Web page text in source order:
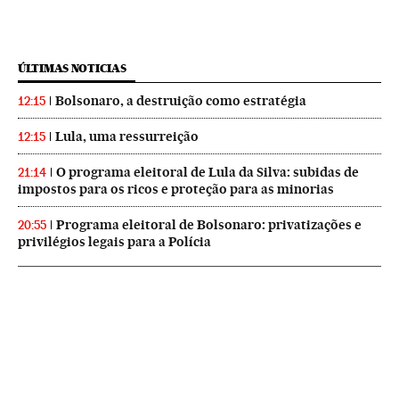
ÚLTIMAS NOTICIAS
12:15 Bolsonaro, a destruição como estratégia
12:15 Lula, uma ressurreição
21:14
O programa eleitoral de Lula da Silva: subidas de
impostos para os ricos e proteção para as minorias
20:55
Programa eleitoral de Bolsonaro: privatizações e
privilégios legais para a Polícia